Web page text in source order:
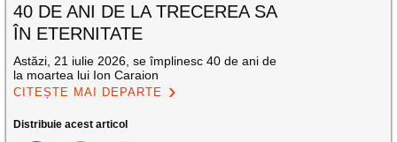
40 DE ANI DE LA TRECEREA SA
ÎN ETERNITATE
Astăzi, 21 iulie 2026, se împlinesc 40 de ani de
la moartea lui Ion Caraion
CITEȘTE MAI DEPARTE
Distribuie acest articol